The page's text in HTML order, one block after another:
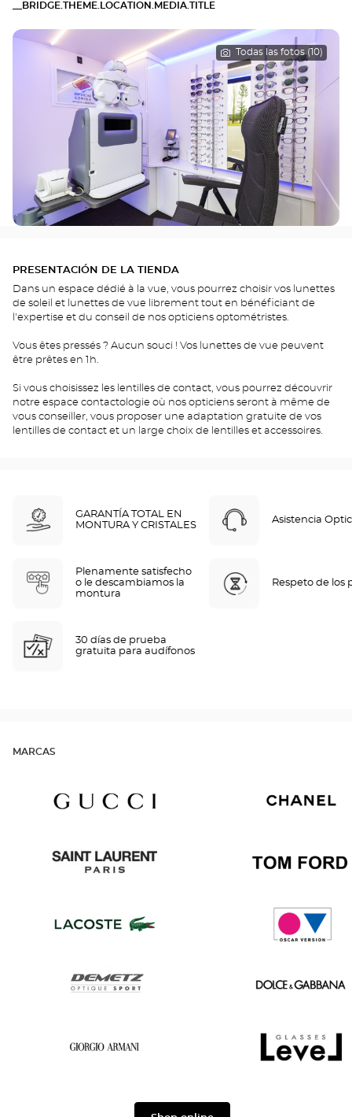
__BRIDGE.THEME.LOCATION.MEDIA.TITLE
Todas las fotos (10)
PRESENTACIÓN DE LA TIENDA
Dans un espace dédié à la vue, vous pourrez choisir vos lunettes
de soleil et lunettes de vue librement tout en bénéficiant de
l'expertise et du conseil de nos opticiens optométristes.
Vous êtes pressés ? Aucun souci ! Vos lunettes de vue peuvent
être prêtes en 1h.
Si vous choisissez les lentilles de contact, vous pourrez découvrir
notre espace contactologie où nos opticiens seront à même de
vous conseiller, vous proposer une adaptation gratuite de vos
lentilles de contact et un large choix de lentilles et accessoires.
GARANTÍA TOTAL EN
MONTURA Y CRISTALES
Asistencia
Plenamente satisfecho
o le descambiamos la
montura
Respeto de los
30 días de prueba
gratuita para audífonos
MARCAS
Laurent